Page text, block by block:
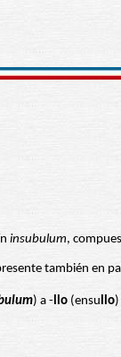
insubulum,
también en
) a -llo (ensullo